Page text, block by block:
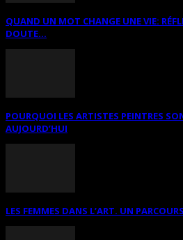
QUAND UN MOT CHANGE UNE VIE:
DOUTE...
POURQUOI LES ARTISTES PEINTRES
AUJOURD’HUI
LES FEMMES DANS L’ART. UN